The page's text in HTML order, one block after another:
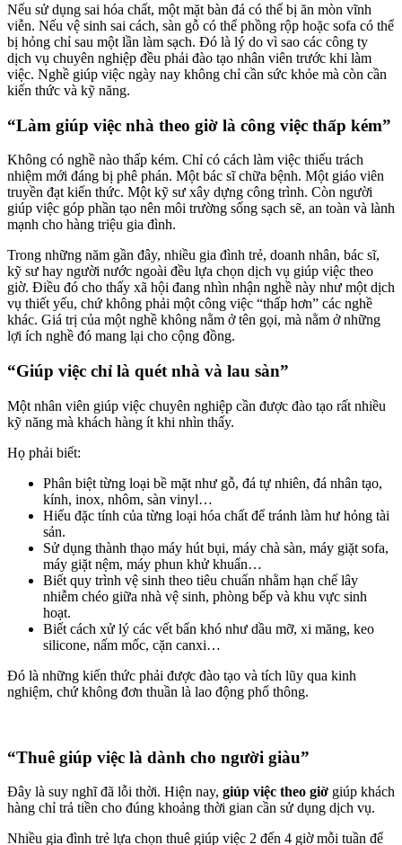
Nếu sử dụng sai hóa chất, một mặt bàn đá có thể bị ăn mòn vĩnh
viễn. Nếu vệ sinh sai cách, sàn gỗ có thể phồng rộp hoặc sofa có thể
bị hỏng chỉ sau một lần làm sạch. Đó là lý do vì sao các công ty
dịch vụ chuyên nghiệp đều phải đào tạo nhân viên trước khi làm
việc. Nghề giúp việc ngày nay không chỉ cần sức khỏe mà còn cần
kiến thức và kỹ năng.
“Làm giúp việc nhà theo giờ là công việc thấp kém”
Không có nghề nào thấp kém. Chỉ có cách làm việc thiếu trách
nhiệm mới đáng bị phê phán. Một bác sĩ chữa bệnh. Một giáo viên
truyền đạt kiến thức. Một kỹ sư xây dựng công trình. Còn người
giúp việc góp phần tạo nên môi trường sống sạch sẽ, an toàn và lành
mạnh cho hàng triệu gia đình.
Trong những năm gần đây, nhiều gia đình trẻ, doanh nhân, bác sĩ,
kỹ sư hay người nước ngoài đều lựa chọn dịch vụ giúp việc theo
giờ. Điều đó cho thấy xã hội đang nhìn nhận nghề này như một dịch
vụ thiết yếu, chứ không phải một công việc “thấp hơn” các nghề
khác. Giá trị của một nghề không nằm ở tên gọi, mà nằm ở những
lợi ích nghề đó mang lại cho cộng đồng.
“Giúp việc chỉ là quét nhà và lau sàn”
Một nhân viên giúp việc chuyên nghiệp cần được đào tạo rất nhiều
kỹ năng mà khách hàng ít khi nhìn thấy.
Họ phải biết:
Phân biệt từng loại bề mặt như gỗ, đá tự nhiên, đá nhân tạo,
kính, inox, nhôm, sàn vinyl…
Hiểu đặc tính của từng loại hóa chất để tránh làm hư hỏng tài
sản.
Sử dụng thành thạo máy hút bụi, máy chà sàn, máy giặt sofa,
máy giặt nệm, máy phun khử khuẩn…
Biết quy trình vệ sinh theo tiêu chuẩn nhằm hạn chế lây
nhiễm chéo giữa nhà vệ sinh, phòng bếp và khu vực sinh
hoạt.
Biết cách xử lý các vết bẩn khó như dầu mỡ, xi măng, keo
silicone, nấm mốc, cặn canxi…
Đó là những kiến thức phải được đào tạo và tích lũy qua kinh
nghiệm, chứ không đơn thuần là lao động phổ thông.
“Thuê giúp việc là dành cho người giàu”
Đây là suy nghĩ đã lỗi thời. Hiện nay, giúp việc theo giờ giúp khách
hàng chỉ trả tiền cho đúng khoảng thời gian cần sử dụng dịch vụ.
Nhiều gia đình trẻ lựa chọn thuê giúp việc 2 đến 4 giờ mỗi tuần để